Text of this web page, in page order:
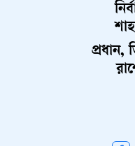
প্রধান,